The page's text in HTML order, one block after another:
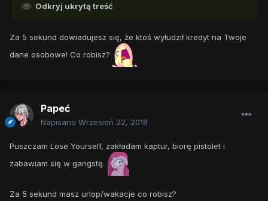
Odkryj ukrytą treść
Za 5 sekund dowiadujesz się, że ktoś wyłudził kredyt na Twoje
dane osobowe! Co robisz?
Papeć
Napisano Wrzesień 22, 2018
Puszczam Lose Yourself, zakładam kaptur, biorę pistolet i
zabawiam się w gangstę.
Za 5 sekund masz urlop/wakacje co robisz?